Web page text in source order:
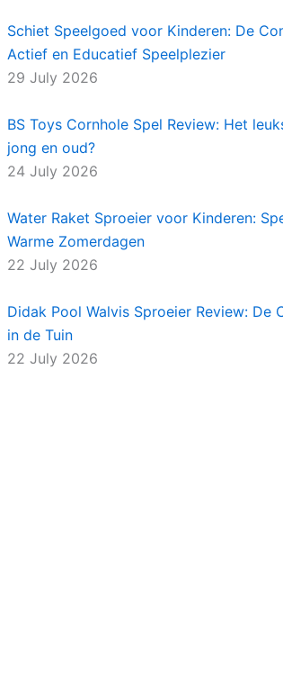
Schiet Speelgoed voor Kinderen: De
Actief en Educatief Speelplezier
29 July 2026
BS Toys Cornhole Spel Review: Het
jong en oud?
24 July 2026
Water Raket Sproeier voor Kinderen:
Warme Zomerdagen
22 July 2026
Didak Pool Walvis Sproeier Review: De
in de Tuin
22 July 2026